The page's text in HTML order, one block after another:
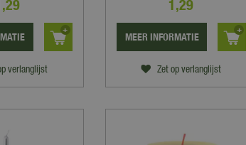
,29
verlanglijst
1,29
Zet op verlanglijst
MEER INFORMATIE